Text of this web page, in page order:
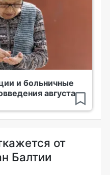
и больничные
августа
от
Балтии